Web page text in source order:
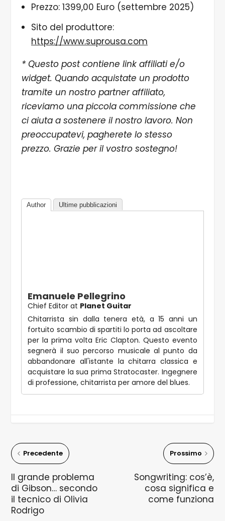
Prezzo: 1399,00 Euro (settembre 2025)
Sito del produttore:
https://www.suprousa.com
* Questo post contiene link affiliati e/o
widget. Quando acquistate un prodotto
tramite un nostro partner affiliato,
riceviamo una piccola commissione che
ci aiuta a sostenere il nostro lavoro. Non
preoccupatevi, pagherete lo stesso
prezzo. Grazie per il vostro sostegno!
Author Ultime pubblicazioni
Emanuele Pellegrino
Chief Editor at Planet Guitar
Chitarrista sin dalla tenera età, a 15 anni un
fortuito scambio di spartiti lo porta ad ascoltare
per la prima volta Eric Clapton. Questo evento
segnerà il suo percorso musicale al punto da
abbandonare all'istante la chitarra classica e
acquistare la sua prima Stratocaster. Ingegnere
di professione, chitarrista per amore del blues.
Precedente
Il grande problema
di Gibson… secondo
il tecnico di Olivia
Rodrigo
Prossimo
Songwriting: cos’è,
cosa significa e
come funziona